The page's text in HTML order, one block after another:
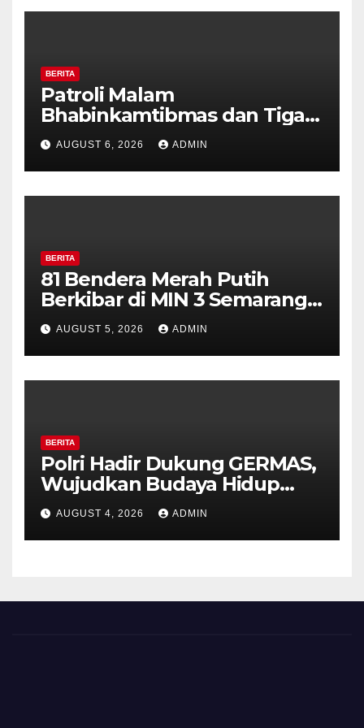
BERITA
Patroli Malam
Bhabinkamtibmas dan Tiga
Pilar Kelurahan Ungaran
Perkuat Kamtibmas, Warga
Diajak Aktifkan Ronda
AUGUST 6, 2026 ADMIN
BERITA
81 Bendera Merah Putih
Berkibar di MIN 3 Semarang,
Bhabinkamtibmas Desa
Timpik Hadiri Peringatan
HUT ke-81 Kemerdekaan RI
AUGUST 5, 2026 ADMIN
BERITA
Polri Hadir Dukung GERMAS,
Wujudkan Budaya Hidup
Sehat di Kecamatan Pabelan
AUGUST 4, 2026 ADMIN